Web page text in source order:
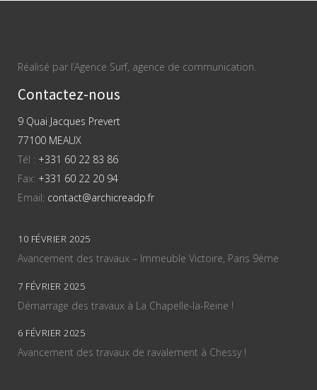
Réalisé par l’Agence Surf, agence de communication.
Contactez-nous
9 Quai Jacques Prevert
77100 MEAUX
Tél : +331 60 22 83 86
Fax: +331 60 22 20 94
Email: contact@archicreadp.fr
10 FÉVRIER 2025
Avancement des travaux – Immeuble Victoire, Paris 9ème
7 FÉVRIER 2025
Démarrage des travaux à La Chapelle-la-Reine !
6 FÉVRIER 2025
Avancement des travaux de ravalement à Chessy !